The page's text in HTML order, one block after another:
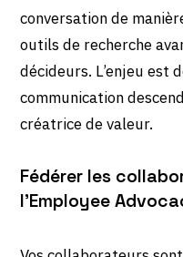
conversation de
outils de recherche
décideurs. L’enjeu est
communication
créatrice de valeur.
Fédérer les
l’Employee